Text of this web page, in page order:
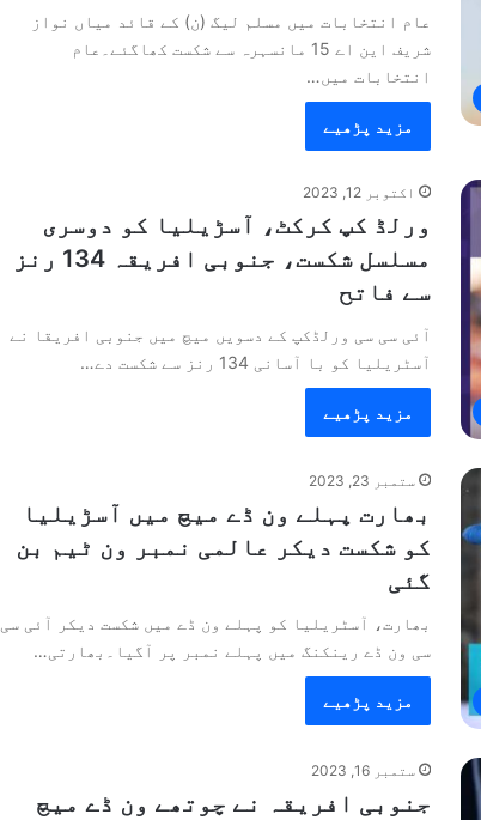
عام انتخابات میں مسلم لیگ (ن) کے قائد میاں نواز
شریف این اے 15 مانسہرہ سے شکست کھاگئے۔عام
انتخابات میں…
مزید پڑھیے
اکتوبر 12, 2023
ورلڈ کپ کرکٹ، آسڑیلیا کو دوسری
مسلسل شکست، جنوبی افریقہ 134 رنز
سے فاتح
آئی سی سی ورلڈکپ کے دسویں میچ میں جنوبی افریقا نے
آسٹریلیا کو با آسانی 134 رنز سے شکست دے…
مزید پڑھیے
ستمبر 23, 2023
بھارت پہلے ون ڈے میچ میں آسڑیلیا
کو شکست دیکر عالمی نمبر ون ٹیم بن
گئی
بھارت، آسٹریلیا کو پہلے ون ڈے میں شکست دیکر آئی سی
سی ون ڈے رینکنگ میں پہلے نمبر پر آگیا۔بھارتی…
مزید پڑھیے
ستمبر 16, 2023
جنوبی افریقہ نے چوتھے ون ڈے میچ